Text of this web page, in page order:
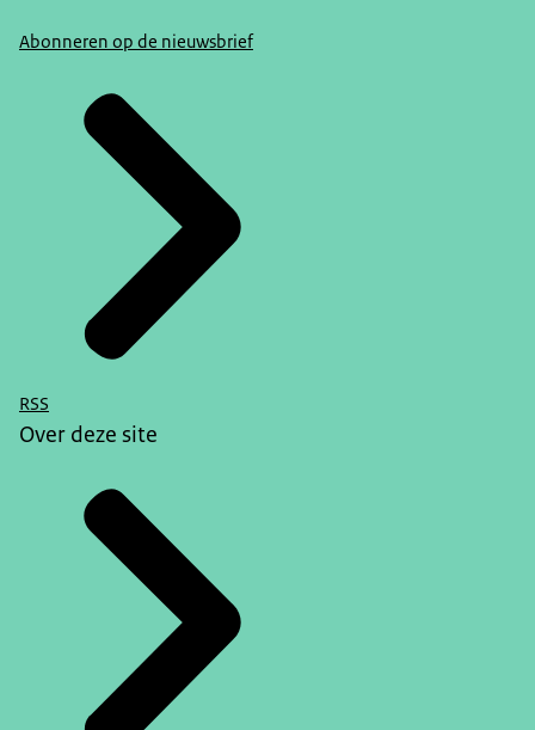
Abonneren op de nieuwsbrief
RSS
Over deze site